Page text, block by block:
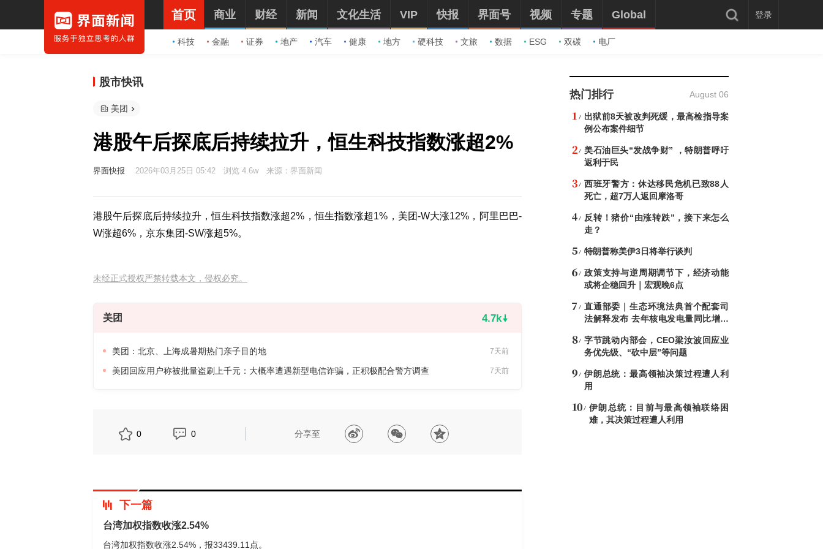
首页
科技 金融 证券 地产 汽车 健康 地方 硬科技 文旅 数据 ESG 双碳 电厂
商业 财经 新闻 文化生活 VIP 快报 界面号 视频 专题 Global 登录
股市快讯
美团
港股午后探底后持续拉升，恒生科技指数涨超2%
界面快报 2026年03月25日 05:42 浏览 4.6w 来源：界面新闻
港股午后探底后持续拉升，恒生科技指数涨超2%，恒生指数涨超1%，美团-W大涨12%，阿里巴巴-
W涨超6%，京东集团-SW涨超5%。
未经正式授权严禁转载本文，侵权必究。
美团 4.7k
美团：北京、上海成暑期热门亲子目的地 7天前
美团回应用户称被批量盗刷上千元：大概率遭遇新型电信诈骗，正积极配合警方调查 7天前
0 0 分享至
下一篇
台湾加权指数收涨2.54%
台湾加权指数收涨2.54%，报33439.11点。
热门排行 August 06
出狱前8天被改判死缓，最高检指导案
例公布案件细节
美石油巨头“发战争财” ，特朗普呼吁
返利于民
西班牙警方：休达移民危机已致88人
死亡，超7万人返回摩洛哥
反转！猪价“由涨转跌”，接下来怎么
走？
特朗普称美伊3日将举行谈判
政策支持与逆周期调节下，经济动能
或将企稳回升｜宏观晚6点
直通部委｜生态环境法典首个配套司
法解释发布 去年核电发电量同比增加
字节跳动内部会，CEO梁汝波回应业
务优先级、“砍中层”等问题
伊朗总统：最高领袖决策过程遭人利
用
伊朗总统：目前与最高领袖联络困
难，其决策过程遭人利用